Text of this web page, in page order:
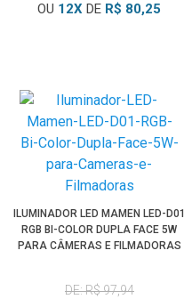
OU 12X DE R$ 80,25
ILUMINADOR LED MAMEN LED-D01
RGB BI-COLOR DUPLA FACE 5W
PARA CÂMERAS E FILMADORAS
DE: R$ 97,94